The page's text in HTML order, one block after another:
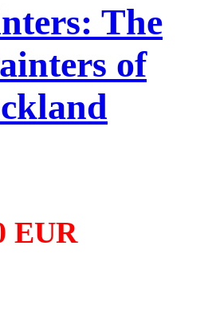
The
of
EUR